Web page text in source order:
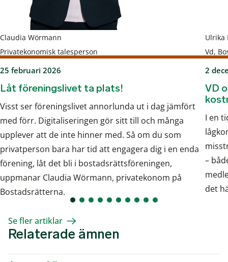
Claudia Wörmann
Privatekonomisk talesperson
25 februari 2026
Låt föreningslivet ta plats!
Visst ser föreningslivet annorlunda ut i dag jämfört
med förr. Digitaliseringen gör sitt till och många
upplever att de inte hinner med. Så om du som
privatperson bara har tid att engagera dig i en enda
förening, låt det bli i bostadsrättsföreningen,
uppmanar Claudia Wörmann, privatekonom på
Bostadsrätterna.
Ulrika
Vd,
2
VD
I en
–
det
Se fler artiklar
Relaterade ämnen